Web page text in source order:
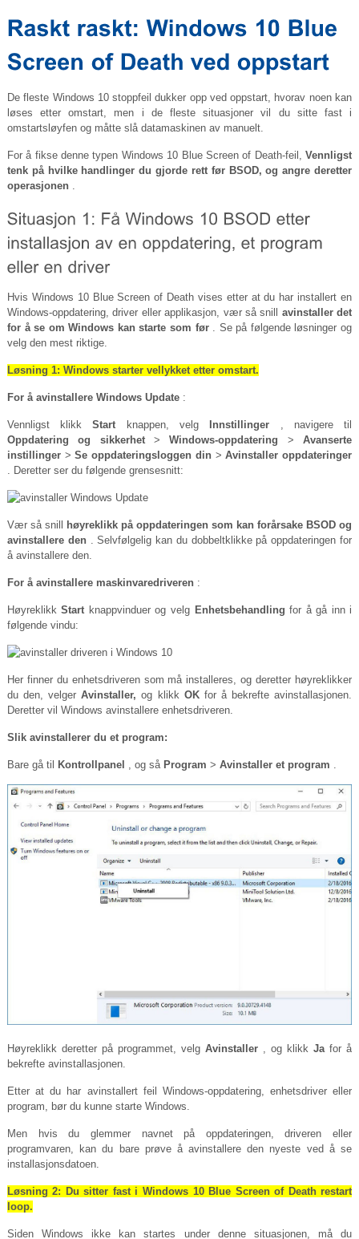
De fleste Windows 10 stoppfeil dukker opp ved oppstart, hvorav noen kan
løses etter omstart, men i de fleste situasjoner vil du sitte fast i
omstartsløyfen og måtte slå datamaskinen av manuelt.
For å fikse denne typen Windows 10 Blue Screen of Death-feil,Vennligst
tenk på hvilke handlinger du gjorde rett før BSOD, og ​​angre deretter
operasjonen.
Hvis Windows 10 Blue Screen of Death vises etter at du har installert en
Windows-oppdatering, driver eller applikasjon, vær så snill avinstaller det
for å se om Windows kan starte som før. Se på følgende løsninger og
velg den mest riktige.
Løsning 1: Windows starter vellykket etter omstart.
For å avinstallere Windows Update:
Vennligst klikkStart knappen, velg Innstillinger , navigere til
Oppdatering og sikkerhet>Windows-oppdatering >Avanserte
instillinger>Se oppdateringsloggen din>Avinstaller oppdateringer
. Deretter ser du følgende grensesnitt:
Vær så snill
høyreklikk på oppdateringen som kan forårsake BSOD og
avinstallere den. Selvfølgelig kan du dobbeltklikke på oppdateringen for
å avinstallere den.
For å avinstallere maskinvaredriveren:
HøyreklikkStart knappvinduer og velg Enhetsbehandling for å gå inn i
følgende vindu:
Her finner du enhetsdriveren som må installeres, og deretter høyreklikker
du den, velgerAvinstaller, og klikk OKfor å bekrefte avinstallasjonen.
Deretter vil Windows avinstallere enhetsdriveren.
Slik avinstallerer du et program:
Bare gå til Kontrollpanel , og så Program > Avinstaller et program .
Høyreklikk deretter på programmet, velg Avinstaller , og klikkJa for å
bekrefte avinstallasjonen.
Etter at du har avinstallert feil Windows-oppdatering, enhetsdriver eller
program, bør du kunne starte Windows.
Men hvis du glemmer navnet på oppdateringen, driveren eller
programvaren, kan du bare prøve å avinstallere den nyeste ved å se
installasjonsdatoen.
Løsning 2: Du sitter fast i Windows 10 Blue Screen of Death restart
loop.
Siden Windows ikke kan startes under denne situasjonen, må du